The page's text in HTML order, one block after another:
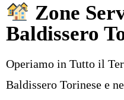
Zone
Baldissero
Operiamo in Tutto il
Baldissero Torinese e